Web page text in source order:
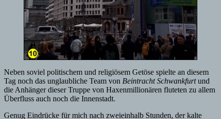
Neben soviel politischem und religiösem Getöse spielte an diesem
Tag noch das unglaubliche Team von Beintracht Schwankfurtund
die Anhänger dieser Truppe von Haxenmillionären fluteten zu allem
Überfluss auch noch die Innenstadt.
Genug Eindrücke für mich nach zweieinhalb Stunden, der kalte